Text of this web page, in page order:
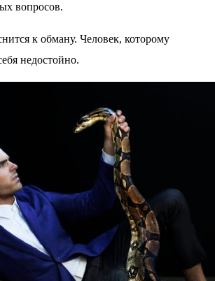
вопросов.
к обману. Человек, которому
недостойно.